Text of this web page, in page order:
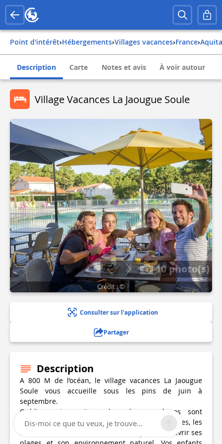
Point d'intérêt› Hébergements› Villages vacances› france›
Description Carte Notes et avis À voir autour
Village Vacances La Jaougue Soule
10 photo(s)
Crédit : ©
Consulter sur l'application
Partager
Description
A 800 M de l’océan, le village vacances La Jaougue
Soule vous accueille sous les pins de juin à
septembre.
Oubliez votre voiture, les plages océanes sont
accessibles à pied ou à vélo en quelques minutes, les
lacs sont situés à 6 kms. Profitez-en pour découvrir ses
Dis-moi ce que tu veux, je trouve...